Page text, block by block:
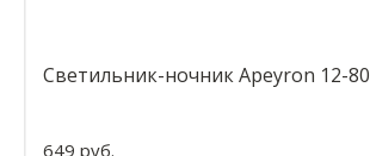
Светильник-ночник Apeyron 12-80
649 руб.